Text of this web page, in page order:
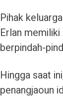
Pihak
Erlan
berpindah-
Hingga saat
penangjaoun